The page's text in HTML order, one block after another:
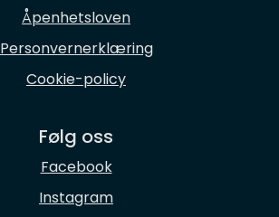
Åpenhetsloven
Personvernerklæring
Cookie-policy
Følg oss
Facebook
Instagram